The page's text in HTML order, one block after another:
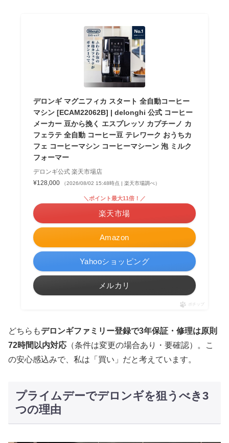
デロンギ マグニフィカ スタート 全自動コーヒー
マシン [ECAM22062B] | delonghi 公式 コーヒー
メーカー 豆から挽く エスプレッソ カプチーノ カ
フェラテ 全自動 コーヒー豆 テレワーク おうちカ
フェ コーヒーマシン コーヒーマシーン 泡 ミルク
フォーマー
デロンギ公式 楽天市場店
¥128,000
（2026/08/02 15:48時点 | 楽天市場調べ）
Amazon
＼ポイント最大11倍！／
楽天市場
Yahooショッピング
メルカリ
ポチップ
どちらもデロンギファミリー登録で3年保証・修理は原則
72時間以内対応 （条件は変更の場合あり・要確認）。こ
の安心感込みで、私は「買い」だと考えています。
プライムデーでデロンギを狙うべき3
つの理由